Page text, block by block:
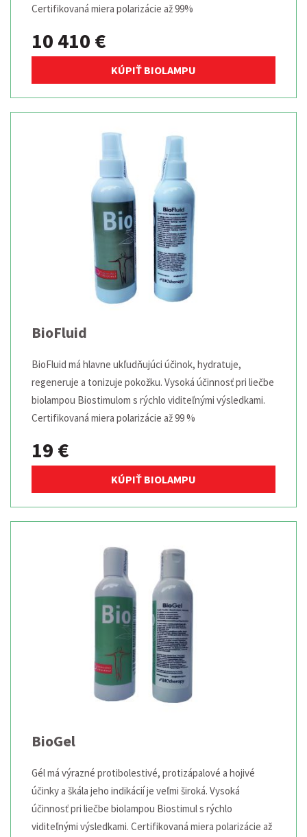
Certifikovaná miera polarizácie až 99%
10 410 €
KÚPIŤ BIOLAMPU
BioFluid
BioFluid má hlavne ukľudňujúci účinok, hydratuje,
regeneruje a tonizuje pokožku. Vysoká účinnosť pri liečbe
biolampou Biostimulom s rýchlo viditeľnými výsledkami.
Certifikovaná miera polarizácie až 99 %
19 €
KÚPIŤ BIOLAMPU
BioGel
Gél má výrazné protibolestivé, protizápalové a hojivé
účinky a škála jeho indikácií je veľmi široká. Vysoká
účinnosť pri liečbe biolampou Biostimul s rýchlo
viditeľnými výsledkami. Certifikovaná miera polarizácie až